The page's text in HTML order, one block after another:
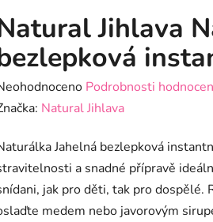
Jihlava
Podrobnosti
Natural Jihlava
Jahelná bezlepková
a snadné přípravě
jak pro děti, tak pro dospělé.
medem nebo javorovým